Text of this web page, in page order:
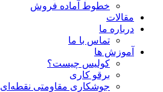
خطوط آماده فروش
مقالات
درباره ما
تماس با ما
آموزش ها
کولیس چیست؟
برقو کاری
جوشکاری مقاومتی نقطه‌ای